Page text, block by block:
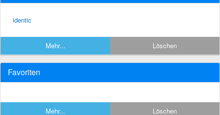
identic
Mehr... Löschen
Favoriten
Mehr... Löschen